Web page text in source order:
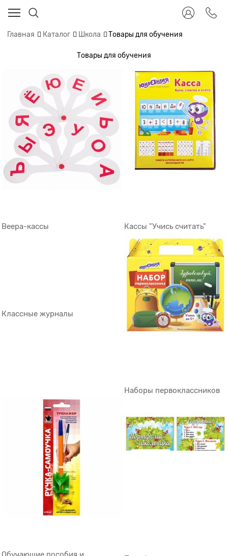
Главная Каталог Школа Товары для обучения
Товары для обучения
Веера-кассы Кассы "Учись считать"
Классные журналы
Наборы первоклассников
Обучающие пособия и